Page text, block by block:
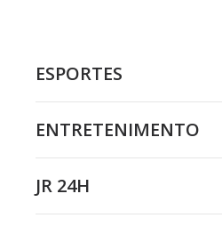
ESPORTES
ENTRETENIMENTO
JR 24H